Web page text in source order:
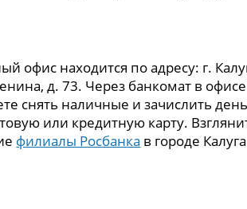
офис находится по адресу: г.
д. 73. Через банкомат в
снять наличные и зачислить
или кредитную карту.
филиалы Росбанка в городе